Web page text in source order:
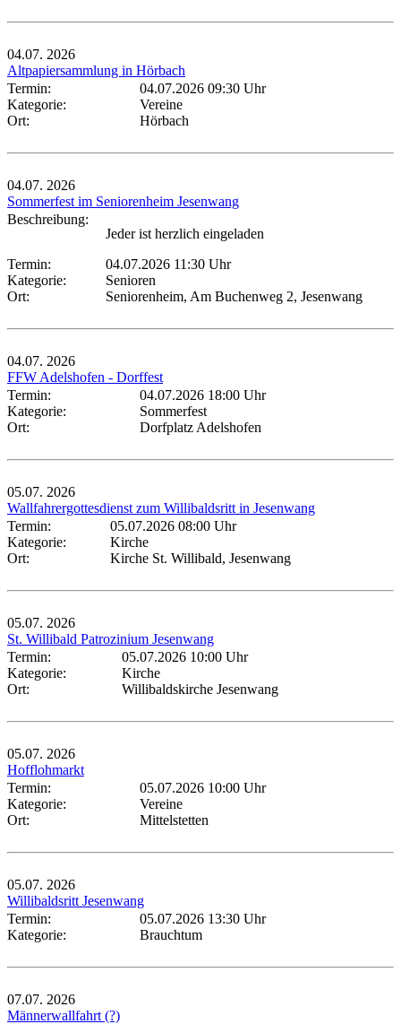
04.07. 2026
Altpapiersammlung in Hörbach
Termin:
04.07.2026 09:30 Uhr
Kategorie:
Vereine
Ort:
Hörbach
04.07. 2026
Sommerfest im Seniorenheim Jesenwang
Beschreibung:
Jeder ist herzlich eingeladen
Termin:
04.07.2026 11:30 Uhr
Kategorie:
Senioren
Ort:
Seniorenheim, Am Buchenweg 2, Jesenwang
04.07. 2026
FFW Adelshofen - Dorffest
Termin:
04.07.2026 18:00 Uhr
Kategorie:
Sommerfest
Ort:
Dorfplatz Adelshofen
05.07. 2026
Wallfahrergottesdienst zum Willibaldsritt in Jesenwang
Termin:
05.07.2026 08:00 Uhr
Kategorie:
Kirche
Ort:
Kirche St. Willibald, Jesenwang
05.07. 2026
St. Willibald Patrozinium Jesenwang
Termin:
05.07.2026 10:00 Uhr
Kategorie:
Kirche
Ort:
Willibaldskirche Jesenwang
05.07. 2026
Hofflohmarkt
Termin:
05.07.2026 10:00 Uhr
Kategorie:
Vereine
Ort:
Mittelstetten
05.07. 2026
Willibaldsritt Jesenwang
Termin:
05.07.2026 13:30 Uhr
Kategorie:
Brauchtum
07.07. 2026
Männerwallfahrt (?)